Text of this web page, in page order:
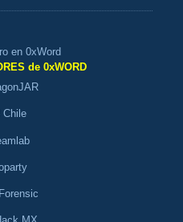
en 0xWord
de 0xWORD